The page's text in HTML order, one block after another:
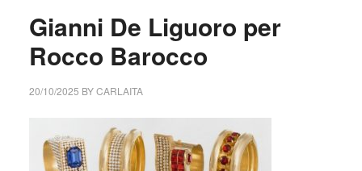
Gianni De Liguoro per
Rocco Barocco
20/10/2025 BYCARLAITA